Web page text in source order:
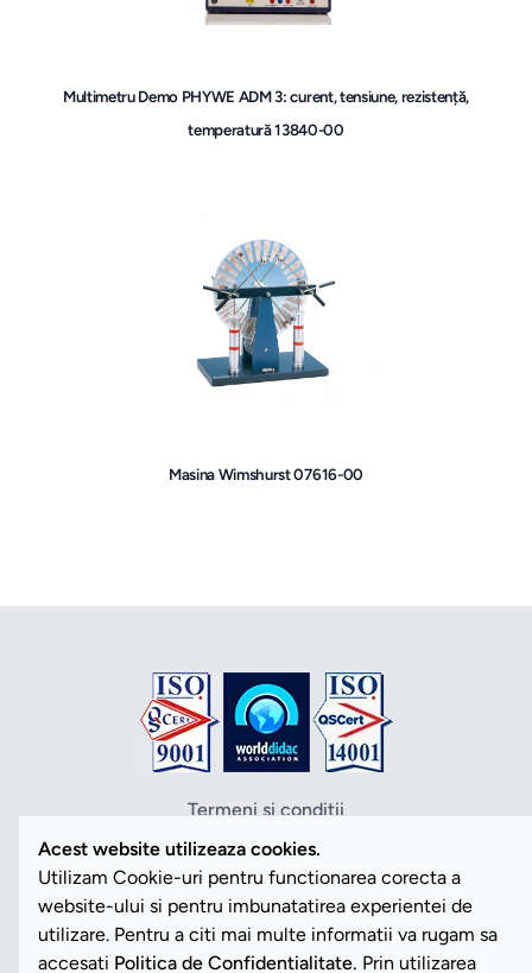
Multimetru Demo PHYWE ADM 3: curent, tensiune, rezistență,
temperatură 13840-00
Masina Wimshurst 07616-00
Termeni si conditii
Politica de confidentialitate
Politica cookies
ANPC
SOL
SAL
Acest website utilizeaza cookies.
Utilizam Cookie-uri pentru functionarea corecta a
website-ului si pentru imbunatatirea experientei de
utilizare. Pentru a citi mai multe informatii va rugam sa
accesati Politica de Confidentialitate. Prin utilizarea